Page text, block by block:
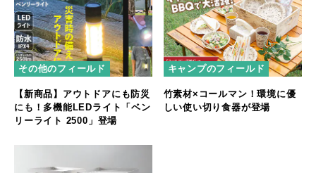
その他のフィールド
【新商品】アウトドアにも防災
にも！多機能LEDライト「ベン
リーライト 2500」登場
キャンプのフィールド
竹素材×コールマン！環境に優
しい使い切り食器が登場